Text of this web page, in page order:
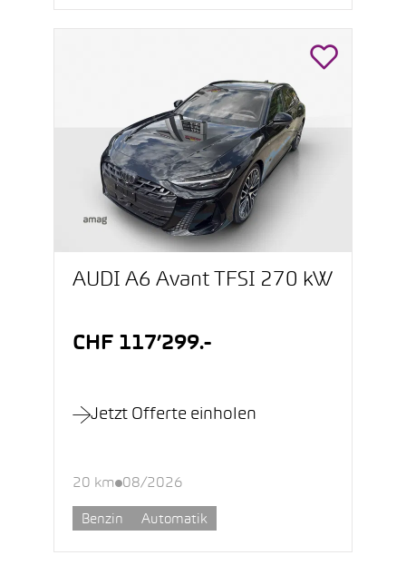
AUDI A6 Avant TFSI 270 kW
CHF 117’299.-
Jetzt Offerte einholen
20 km 08/2026
Benzin Automatik